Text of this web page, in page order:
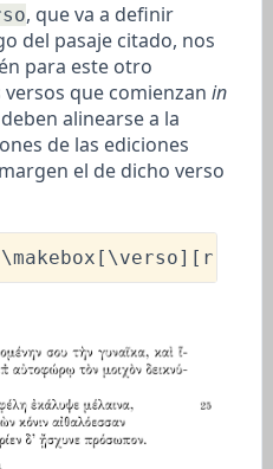
, que va a definir
del pasaje citado, nos
para este otro
que comienzan in
alinearse a la
de las ediciones
el de dicho verso
\makebox [ \verso